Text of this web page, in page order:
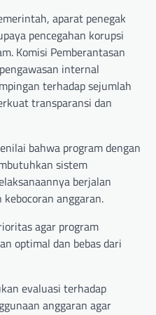
aparat penegak
pencegahan korupsi
Komisi Pemberantasan
internal
terhadap sejumlah
transparansi dan
bahwa program dengan
sistem
berjalan
anggaran.
agar program
optimal dan bebas dari
evaluasi terhadap
anggaran agar